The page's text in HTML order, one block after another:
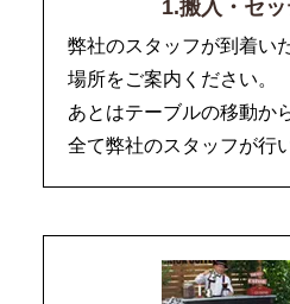
1.搬入・セ
弊社のスタッフが到着い
場所をご案内ください。
あとはテーブルの移動か
全て弊社のスタッフが行